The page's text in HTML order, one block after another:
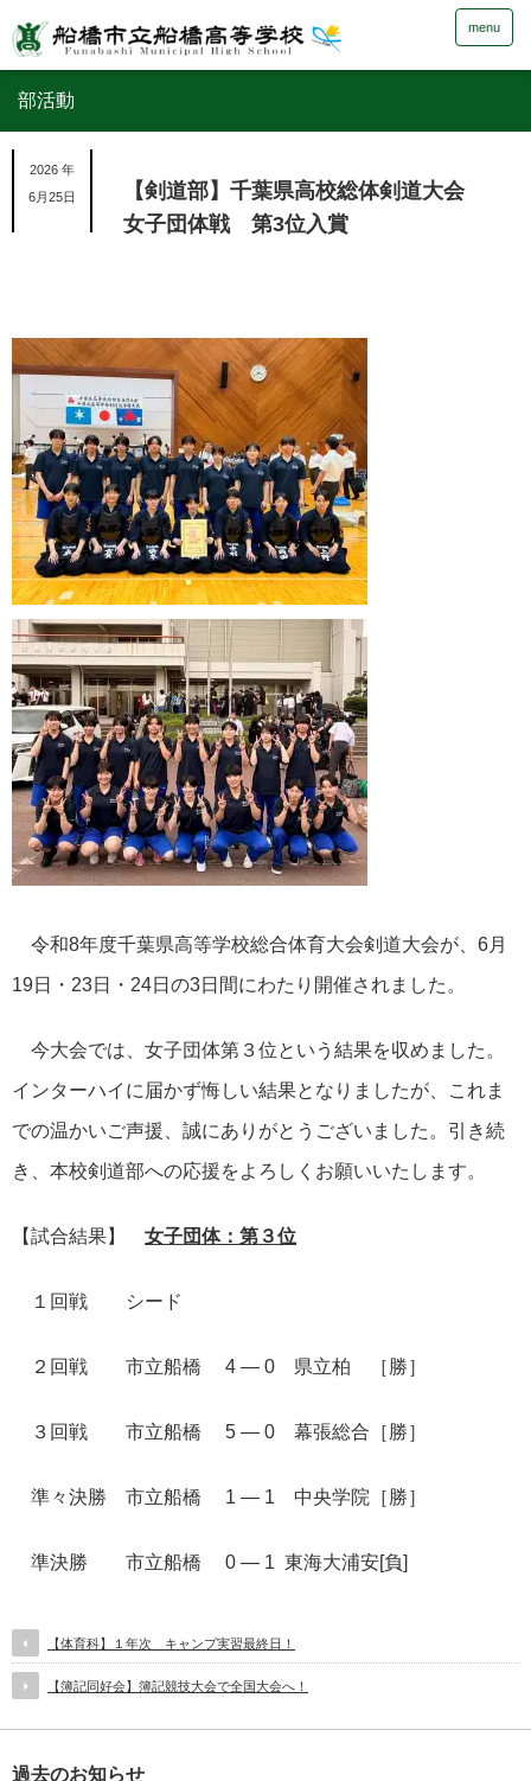
menu
部活動
2026 年
6月25日
【剣道部】千葉県高校総体剣道大会
女子団体戦 第3位入賞
令和8年度千葉県高等学校総合体育大会剣道大会が、6月
19日・23日・24日の3日間にわたり開催されました。
今大会では、女子団体第３位という結果を収めました。
インターハイに届かず悔しい結果となりましたが、これま
での温かいご声援、誠にありがとうございました。引き続
き、本校剣道部への応援をよろしくお願いいたします。
【試合結果】 女子団体：第３位
１回戦 シード
２回戦 市立船橋 4 ― 0 県立柏 ［勝］
３回戦 市立船橋 5 ― 0 幕張総合［勝］
準々決勝 市立船橋 1 ― 1 中央学院［勝］
準決勝 市立船橋 0 ― 1 東海大浦安[負]
【体育科】１年次 キャンプ実習最終日！
【簿記同好会】簿記競技大会で全国大会へ！
過去のお知らせ